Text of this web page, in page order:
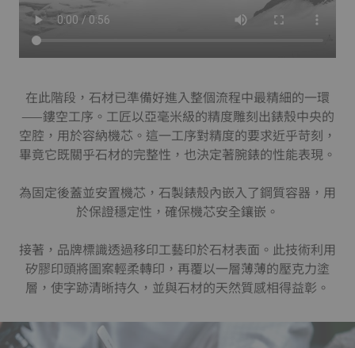
在此階段，石材已準備好進入整個流程中最精細的一環
——鏤空工序。工匠以亞毫米級的精度雕刻出錶殼中央的
空腔，用於容納機芯。這一工序對精度的要求近乎苛刻，
畢竟它既關乎石材的完整性，也決定著腕錶的性能表現。
為固定後蓋並安置機芯，石製錶殼內嵌入了鋼質容器，用
於保證穩定性，確保機芯安全鑲嵌。
接著，品牌標識透過移印工藝印於石材表面。此技術利用
矽膠印頭將圖案輕柔轉印，再覆以一層薄薄的壓克力塗
層，使字跡清晰持久，並與石材的天然質感相得益彰。